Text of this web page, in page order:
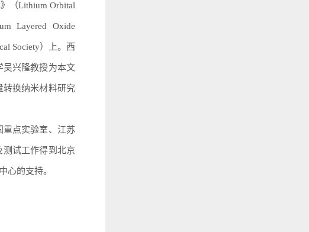
（Lithium Orbital
Layered Oxide
Society）上。西
吴兴隆教授为本文
换纳米材料研究
点实验室、江苏
试工作得到北京
心的支持。